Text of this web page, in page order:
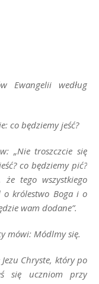
Ewangelii według
co będziemy jeść?
„Nie troszczcie się
co będziemy pić?
że tego wszystkiego
o królestwo Boga i o
wam dodane”.
mówi: Módlmy się.
Chryste, który po
się uczniom przy